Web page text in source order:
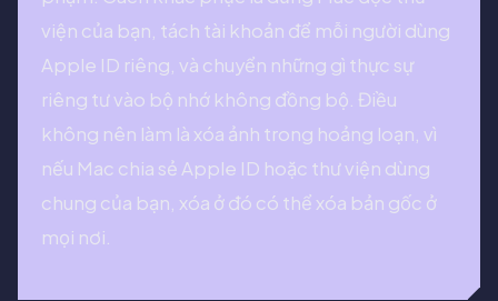
viện của bạn, tách tài khoản để mỗi người dùng
Apple ID riêng, và chuyển những gì thực sự
riêng tư vào bộ nhớ không đồng bộ. Điều
không nên làm là xóa ảnh trong hoảng loạn, vì
nếu Mac chia sẻ Apple ID hoặc thư viện dùng
chung của bạn, xóa ở đó có thể xóa bản gốc ở
mọi nơi.